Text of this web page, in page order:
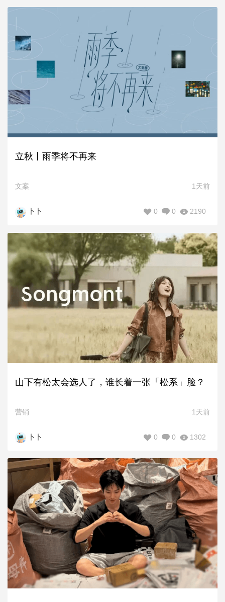
立秋丨雨季将不再来
文案 1天前
卜卜 2190
0
0
山下有松太会选人了，谁长着一张「松系」脸？
营销 1天前
卜卜 1302
0
0